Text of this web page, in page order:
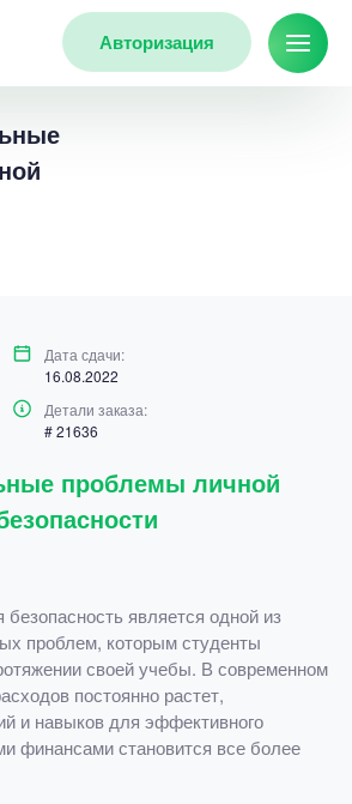
Авторизация
Дата сдачи:
16.08.2022
Детали заказа:
# 21636
проблемы личной
является одной из
проблем, которым студенты
своей учебы. В современном
постоянно растет,
и навыков для эффективного
финансами становится все более